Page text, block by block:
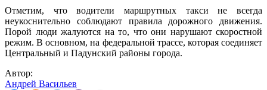
Отметим, что водители маршрутных такси не всегда
неукоснительно соблюдают правила дорожного движения.
Порой люди жалуются на то, что они нарушают скоростной
режим. В основном, на федеральной трассе, которая соединяет
Центральный и Падунский районы города.
Автор:
Андрей Васильев